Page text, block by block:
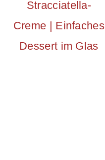
Stracciatella-
Creme | Einfaches
Dessert im Glas